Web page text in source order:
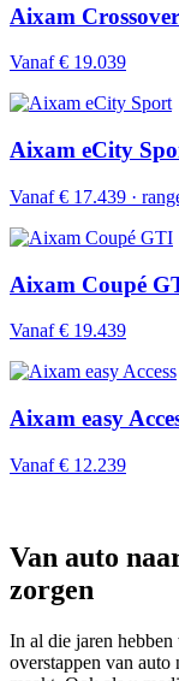
Aixam
Vanaf € 19.039
Aixam eCity
Vanaf € 17.439 ·
Aixam Coupé
Vanaf € 19.439
Aixam easy
Vanaf € 12.239
Van auto
zorgen
In al die jaren
overstappen van